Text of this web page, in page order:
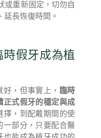
或重新固定，切勿自
延長恢復時間。
假牙成為植
，但事實上， 臨時
正式假牙的穩定與成
擇，到配戴期間的使
一部分，只要配合醫